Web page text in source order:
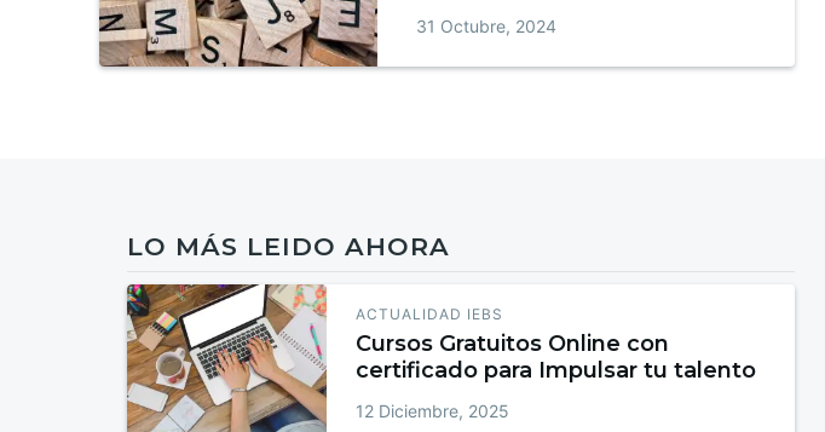
31 Octubre, 2024
LO MÁS LEIDO AHORA
ACTUALIDAD IEBS
Cursos Gratuitos Online con
certificado para Impulsar tu talento
12 Diciembre, 2025